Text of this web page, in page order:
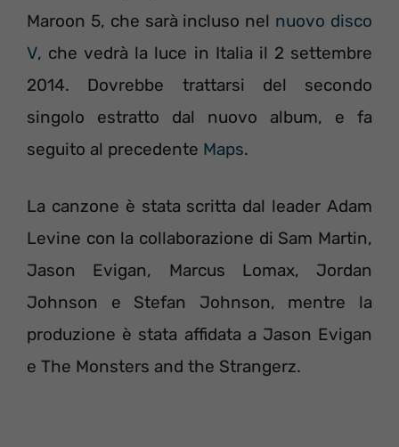
Maroon 5, che sarà incluso nel nuovo disco
V, che vedrà la luce in Italia il 2 settembre
2014. Dovrebbe trattarsi del secondo
singolo estratto dal nuovo album, e fa
seguito al precedente Maps.
La canzone è stata scritta dal leader Adam
Levine con la collaborazione di Sam Martin,
Jason Evigan, Marcus Lomax, Jordan
Johnson e Stefan Johnson, mentre la
produzione è stata affidata a Jason Evigan
e The Monsters and the Strangerz.